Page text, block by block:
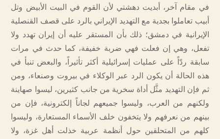
في مقام آخر، أبديت دهشتي لأن القوم في البيت الأبيض وتل
أبيب تعاملوا بجدية مع التهديد الإيراني بالرد على قصف القنصلية
الإيرانية في دمشق؛ ذلك بأن المستقر عليه أن إيران تهدد ولا
تفعل، وهي إن فعلت فهي ضربة خفيفة، كما حدث في مرات
سابقة ردّاً على عمليات إسرائيلية أكثر تأثيراً، والبعض تنبأ في
هذه الحالة أن يكون الرد عبر الوكلاء في بيروت وصنعاء، ومن
ثم فإن التهديد مثَّل أداة سخرية من جانب كثيرين، ليسوا صهاينة
ولكنهم من العرب، وليسوا جميعهم لجاناً إلكترونية، فإن من
بينهم من نعرفهم ولا يتخفون خلف الأسماء المستعارة، وليسوا
كلهم من المتحلقين حول أنظمة عربية خذلت أهل غزة، ولا